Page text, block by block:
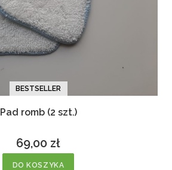
BESTSELLER
Pad romb (2 szt.)
Cena
69,00 zł
DO KOSZYKA